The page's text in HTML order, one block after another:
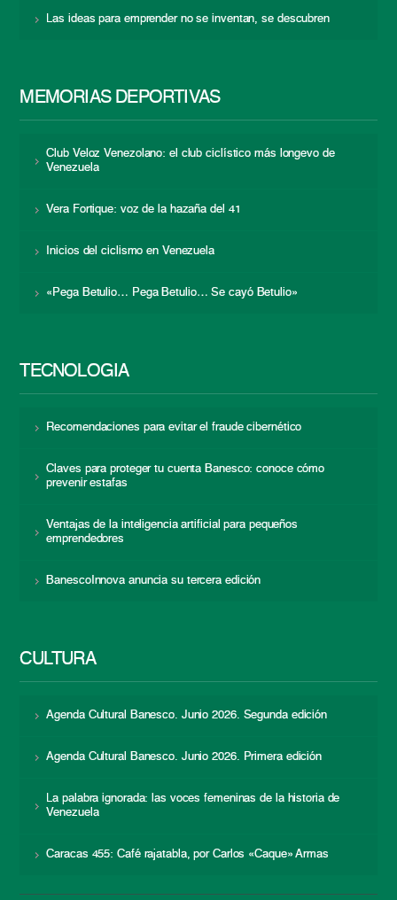
Las ideas para emprender no se inventan, se descubren
MEMORIAS DEPORTIVAS
Club Veloz Venezolano: el club ciclístico más longevo de
Venezuela
Vera Fortique: voz de la hazaña del 41
Inicios del ciclismo en Venezuela
«Pega Betulio… Pega Betulio… Se cayó Betulio»
TECNOLOGÍA
Recomendaciones para evitar el fraude cibernético
Claves para proteger tu cuenta Banesco: conoce cómo
prevenir estafas
Ventajas de la inteligencia artificial para pequeños
emprendedores
BanescoInnova anuncia su tercera edición
CULTURA
Agenda Cultural Banesco. Junio 2026. Segunda edición
Agenda Cultural Banesco. Junio 2026. Primera edición
La palabra ignorada: las voces femeninas de la historia de
Venezuela
Caracas 455: Café rajatabla, por Carlos «Caque» Armas